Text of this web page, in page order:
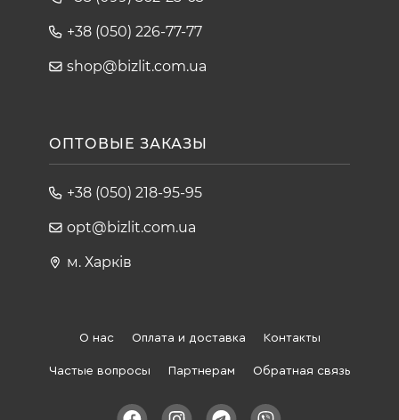
+38 (050) 226-77-77
shop@bizlit.com.ua
ОПТОВЫЕ ЗАКАЗЫ
+38 (050) 218-95-95
opt@bizlit.com.ua
м. Харків
О нас Оплата и доставка Контакты
Частые вопросы Партнерам Обратная связь